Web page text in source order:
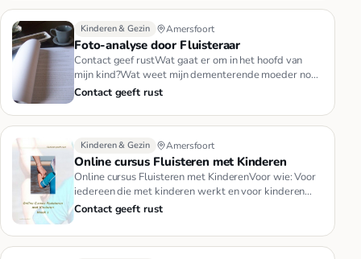
Kinderen & Gezin Amersfoort
Foto-analyse door Fluisteraar
Contact geef rustWat gaat er om in het hoofd van
mijn kind?Wat weet mijn dementerende moeder nog
wèl?Wat moet ik aan met…
Contact geeft rust
Kinderen & Gezin Amersfoort
Online cursus Fluisteren met Kinderen
Online cursus Fluisteren met KinderenVoor wie: Voor
iedereen die met kinderen werkt en voor kinderen
zorgt: papa’s en ma…
Contact geeft rust